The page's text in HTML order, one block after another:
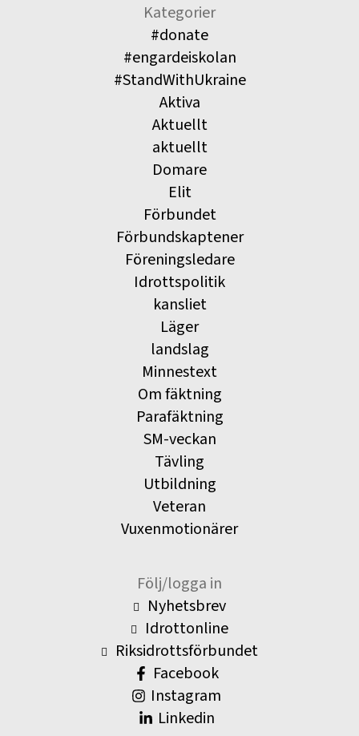
Kategorier
#donate
#engardeiskolan
#StandWithUkraine
Aktiva
Aktuellt
aktuellt
Domare
Elit
Förbundet
Förbundskaptener
Föreningsledare
Idrottspolitik
kansliet
Läger
landslag
Minnestext
Om fäktning
Parafäktning
SM-veckan
Tävling
Utbildning
Veteran
Vuxenmotionärer
Följ/logga in
Nyhetsbrev
Idrottonline
Riksidrottsförbundet
Facebook
Instagram
Linkedin